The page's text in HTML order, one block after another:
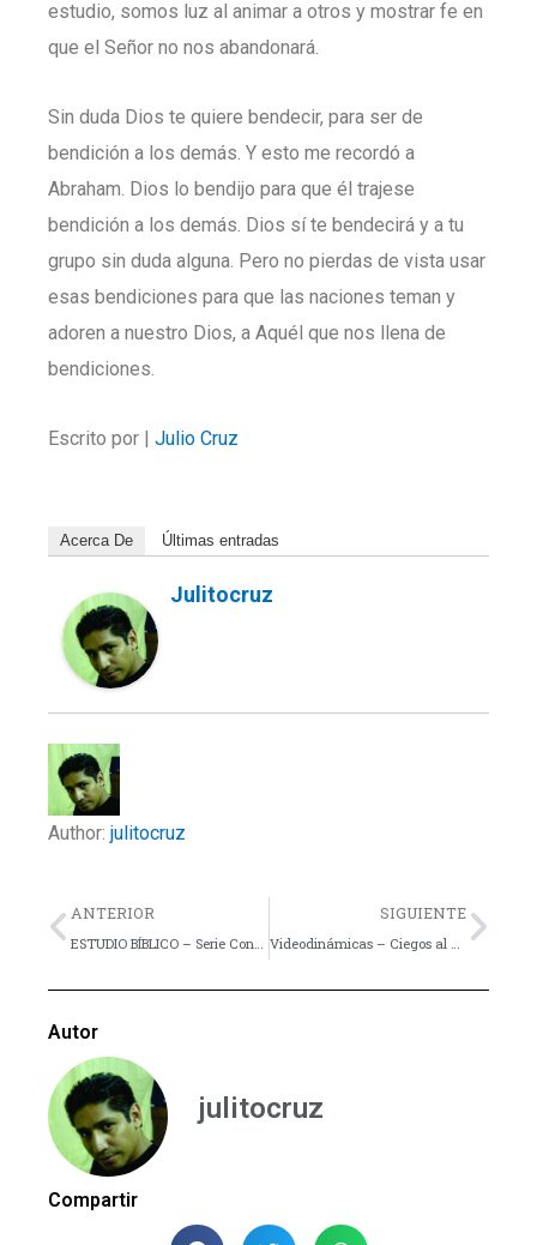
estudio, somos luz al animar a otros y mostrar fe en
que el Señor no nos abandonará.
Sin duda Dios te quiere bendecir, para ser de
bendición a los demás. Y esto me recordó a
Abraham. Dios lo bendijo para que él trajese
bendición a los demás. Dios sí te bendecirá y a tu
grupo sin duda alguna. Pero no pierdas de vista usar
esas bendiciones para que las naciones teman y
adoren a nuestro Dios, a Aquél que nos llena de
bendiciones.
Escrito por | Julio Cruz
Acerca De Últimas entradas
Julitocruz
Author: julitocruz
Previo
ANTERIOR
ESTUDIO BÍBLICO – Serie Conócete a ti mismo – Bosquejo, Introducción y Parte 1
SIGUIENTE
Videodinámicas – Ciegos al Agua
Autor
julitocruz
Compartir